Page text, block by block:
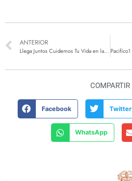
ANTERIOR
Llega Juntos Cuidemos Tu Vida en la Vía
COMPARTIR
Facebook Twitter
WhatsApp